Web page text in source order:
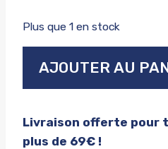
Plus que 1 en stock
Kyle
#44
AJOUTER AU
Livraison offerte pour
plus de 69€ !